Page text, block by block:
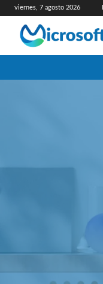
viernes, 7 agosto 2026